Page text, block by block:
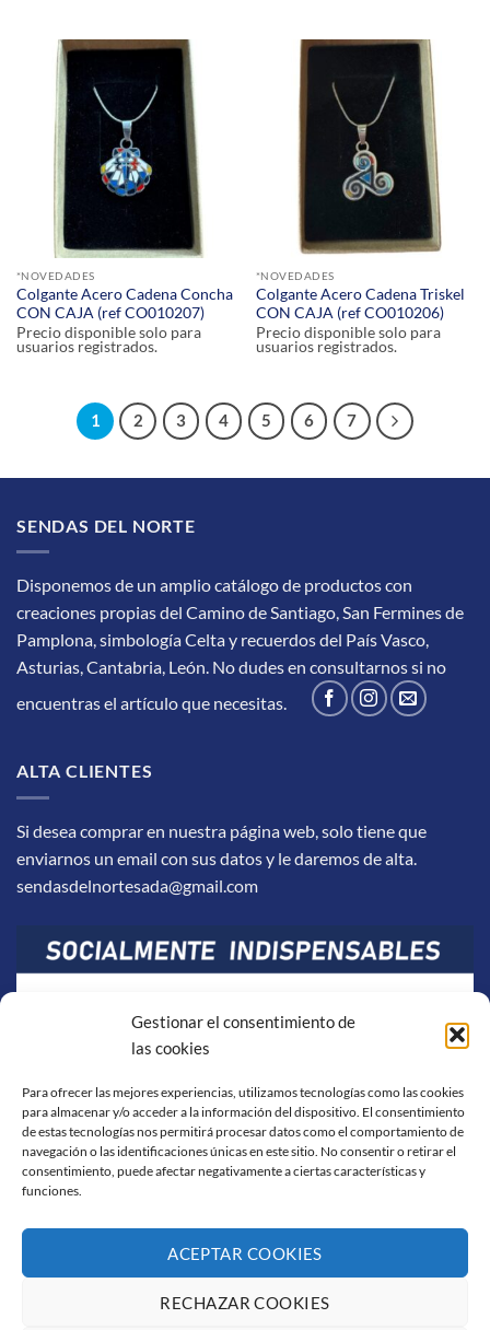
Gestionar el consentimiento de
las cookies
Para ofrecer las mejores experiencias, utilizamos tecnologías como las cookies
para almacenar y/o acceder a la información del dispositivo. El consentimiento
de estas tecnologías nos permitirá procesar datos como el comportamiento de
navegación o las identificaciones únicas en este sitio. No consentir o retirar el
consentimiento, puede afectar negativamente a ciertas características y
funciones.
ACEPTAR COOKIES
RECHAZAR COOKIES
*NOVEDADES
Colgante Acero Cadena Concha
CON CAJA (ref CO010207)
Precio disponible solo para
usuarios registrados.
*NOVEDADES
Colgante Acero Cadena Triskel
CON CAJA (ref CO010206)
Precio disponible solo para
usuarios registrados.
1 2 3 4 5 6 7
SENDAS DEL NORTE
Disponemos de un amplio catálogo de productos con
creaciones propias del Camino de Santiago, San Fermines de
Pamplona, simbología Celta y recuerdos del País Vasco,
Asturias, Cantabria, León. No dudes en consultarnos si no
encuentras el artículo que necesitas.
ALTA CLIENTES
Si desea comprar en nuestra página web, solo tiene que
enviarnos un email con sus datos y le daremos de alta.
sendasdelnortesada@gmail.com
Visa PayPal Stripe MasterCard